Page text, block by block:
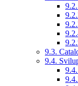
9.3.
9.4.